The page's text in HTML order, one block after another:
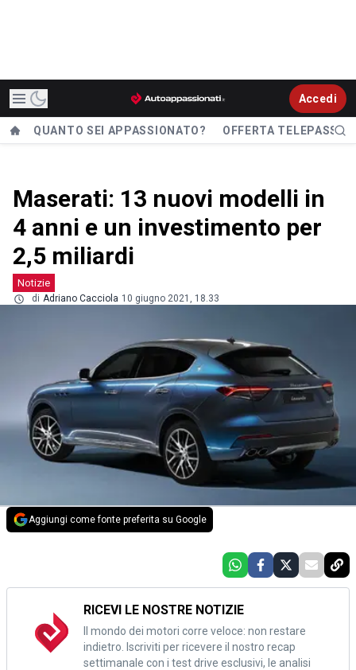
Accedi
QUANTO SEI APPASSIONATO? OFFERTA TELEPASS
Maserati: 13 nuovi modelli in
4 anni e un investimento per
2,5 miliardi
Notizie
di Adriano Cacciola 10 giugno 2021, 18.33
Aggiungi come fonte preferita su Google
RICEVI LE NOSTRE NOTIZIE
Il mondo dei motori corre veloce: non restare
indietro. Iscriviti per ricevere il nostro recap
settimanale con i test drive esclusivi, le analisi